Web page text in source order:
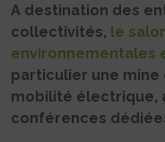
A destination des
collectivités, le
environnementales
particulier une mine
mobilité électrique,
conférences